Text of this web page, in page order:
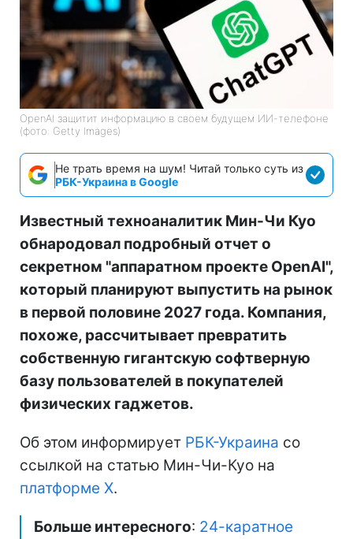
OpenAI защитит информацию в своем будущем ИИ-телефоне
(фото: Getty Images)
Не трать время на шум! Читай только суть из
РБК-Украина в Google
Известный техноаналитик Мин-Чи Куо
обнародовал подробный отчет о
секретном "аппаратном проекте OpenAI",
который планируют выпустить на рынок
в первой половине 2027 года. Компания,
похоже, рассчитывает превратить
собственную гигантскую софтверную
базу пользователей в покупателей
физических гаджетов.
Об этом информирует РБК-Украина со
ссылкой на статью Мин-Чи-Куо на
платформе X.
Больше интересного: 24-каратное